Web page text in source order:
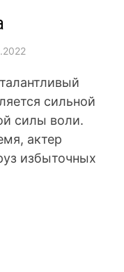
сильной
силы воли.
актер
избыточных